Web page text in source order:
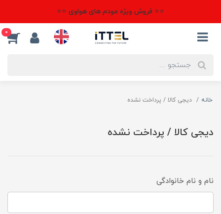
⭐⭐ فروش ویژه مودم های هواوی ⭐⭐
0
خانه دیجی کالا / پرداخت نشده
دیجی کالا / پرداخت نشده
نام و نام خانوادگی